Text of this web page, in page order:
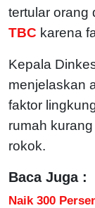
tertular orang
TBC karena
Kepala
menjelaskan
faktor
rumah
rokok.
Baca Juga :
Naik 300